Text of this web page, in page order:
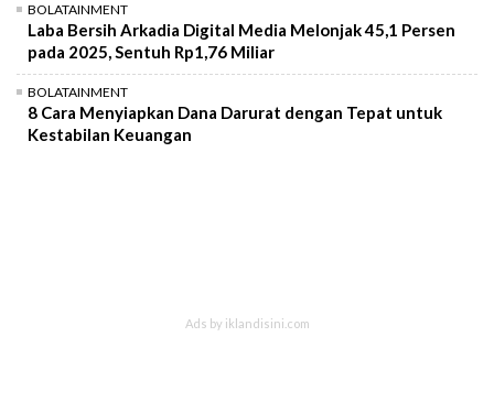
BOLATAINMENT
Laba Bersih Arkadia Digital Media Melonjak 45,1 Persen
pada 2025, Sentuh Rp1,76 Miliar
BOLATAINMENT
8 Cara Menyiapkan Dana Darurat dengan Tepat untuk
Kestabilan Keuangan